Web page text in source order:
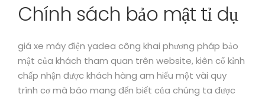
Chính sách bảo mật tỉ dụ
giá xe máy điện yadea công khai phương pháp bảo
mật của khách tham quan trên website, kiên cố kỉnh
chấp nhận được khách hàng am hiểu một vài quy
trình cơ mà báo mang đến biết của chúng ta được